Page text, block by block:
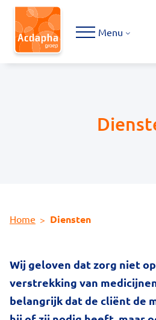
Hoofdmenu
Menu
Home Diensten
Wij geloven dat zorg niet
verstrekking van
belangrijk dat de cliënt de